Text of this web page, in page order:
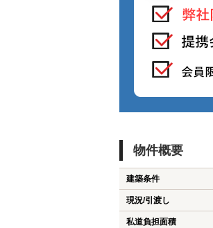
物件概要
建築条件
現況/引渡し
私道負担面積